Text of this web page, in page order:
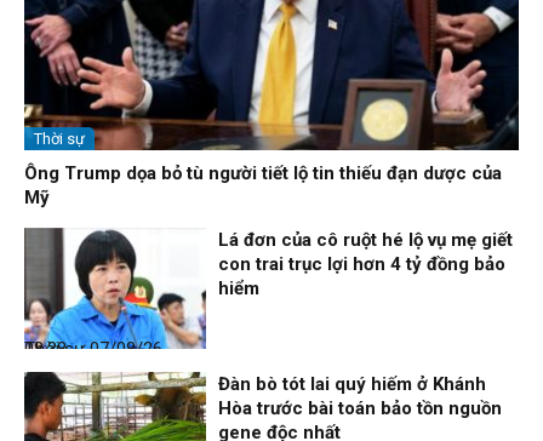
Thời sự
Ông Trump dọa bỏ tù người tiết lộ tin thiếu đạn dược của
Mỹ
Thời sự
07/08/26, 08:38
Lá đơn của cô ruột hé lộ vụ mẹ giết
con trai trục lợi hơn 4 tỷ đồng bảo
hiểm
Đàn bò tót lai quý hiếm ở Khánh
Hòa trước bài toán bảo tồn nguồn
gene độc nhất